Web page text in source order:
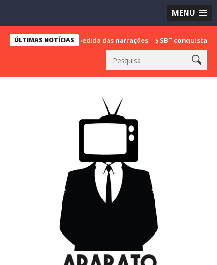
MENU
ÚLTIMAS NOTÍCIAS
sua despedida das narrações SBT conquista a vice